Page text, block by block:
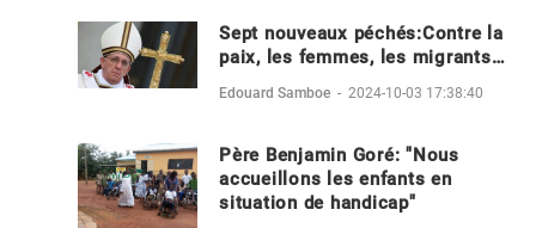
Sept nouveaux péchés:Contre la
paix, les femmes, les migrants…
Edouard Samboe - 2024-10-03 17:38:40
Père Benjamin Goré: "Nous
accueillons les enfants en
situation de handicap"